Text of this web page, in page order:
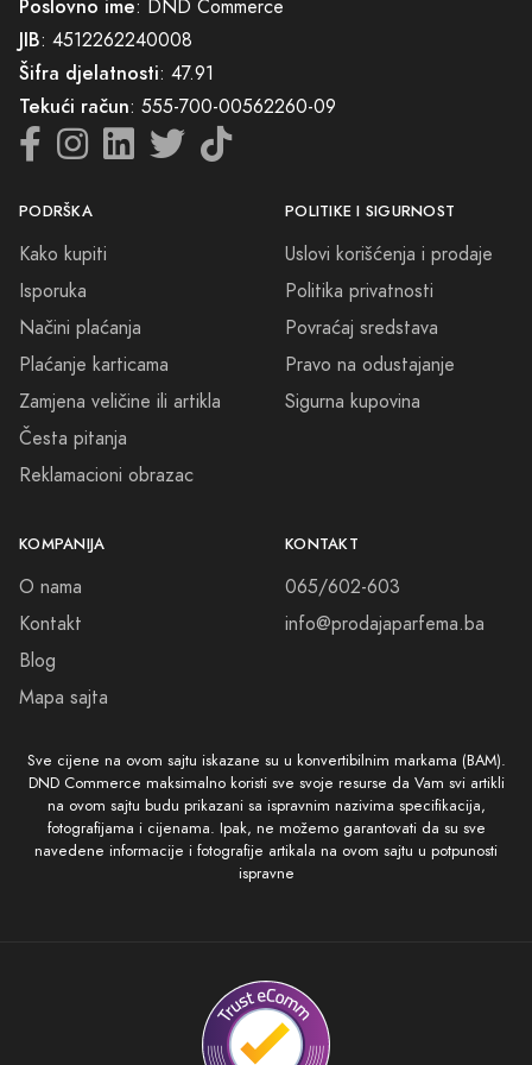
klijenata. S toga, pozivamo vas da zaronite u svijet mirisa kod
Višegrad Parfimerije, gdje svaki parfem čeka da ispriča svoju priču.
Otkrijte svoju iduću omiljenu esenciju i dopustite da vas vodi kroz
životne priče, osjećaje i sjećanja, izgradivši tako svoj jedinstveni
impresionistički trag u svijetu mirisa.
Poslovno ime: DND Commerce
JIB: 4512262240008
Šifra djelatnosti: 47.91
Tekući račun: 555-700-00562260-09
PODRŠKA
Kako kupiti
Isporuka
Načini plaćanja
Plaćanje karticama
Zamjena veličine ili artikla
Česta pitanja
Reklamacioni obrazac
POLITIKE I SIGURNOST
Uslovi korišćenja i prodaje
Politika privatnosti
Povraćaj sredstava
Pravo na odustajanje
Sigurna kupovina
KOMPANIJA
O nama
Kontakt
Blog
Mapa sajta
KONTAKT
065/602-603
info@prodajaparfema.ba
Sve cijene na ovom sajtu iskazane su u konvertibilnim markama (BAM).
DND Commerce maksimalno koristi sve svoje resurse da Vam svi artikli
na ovom sajtu budu prikazani sa ispravnim nazivima specifikacija,
fotografijama i cijenama. Ipak, ne možemo garantovati da su sve
navedene informacije i fotografije artikala na ovom sajtu u potpunosti
ispravne